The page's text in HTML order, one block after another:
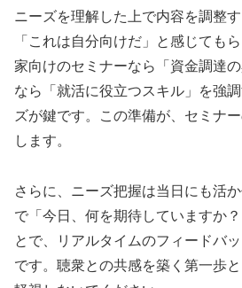
ニーズを理解した上で内容を調整
「これは自分向けだ」と感じても
家向けのセミナーなら「資金調達
なら「就活に役立つスキル」を強
ズが鍵です。この準備が、セミナ
します。
さらに、ニーズ把握は当日にも活
で「今日、何を期待していますか
とで、リアルタイムのフィードバ
です。聴衆との共感を築く第一歩